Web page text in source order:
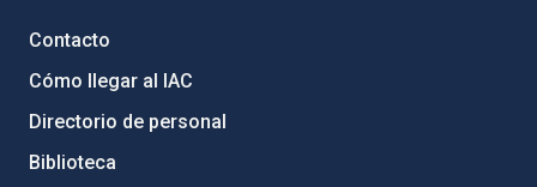
Contacto
Cómo llegar al IAC
Directorio de personal
Biblioteca